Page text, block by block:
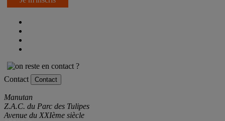
Contact Contact
Manutan
Z.A.C. du Parc des Tulipes
Avenue du XXIème siècle